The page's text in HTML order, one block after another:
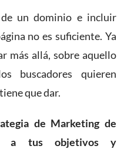
un dominio e incluir
no es suficiente. Ya
más allá, sobre aquello
buscadores quieren
que dar.
de Marketing de
a tus objetivos y